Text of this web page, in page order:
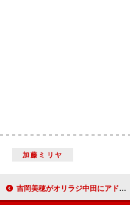
加藤ミリヤ
吉岡美穂がオリラジ中田にアドバイス 「妻のきれいは、夫の気配り」